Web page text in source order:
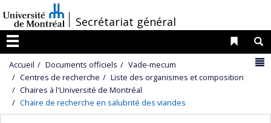
au
contenu
/
Secrétariat général
Menu
Liens
Accueil Documents officiels
Vade-mecum
Centres de recherche
Liste des organismes et composition
Chaires à l'Université de Montréal
Chaire de recherche en salubrité des viandes